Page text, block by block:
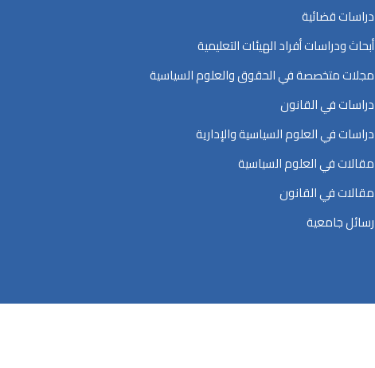
دراسات قضائية
أبحاث ودراسات أفراد الهيئات التعليمية
مجلات متخصصة في الحقوق والعلوم السياسية
دراسات في القانون
دراسات في العلوم السياسية والإدارية
مقالات في العلوم السياسية
مقالات في القانون
رسائل جامعية